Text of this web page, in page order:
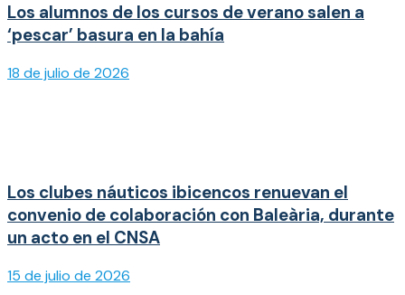
Los alumnos de los cursos de verano salen a
‘pescar’ basura en la bahía
18 de julio de 2026
Los clubes náuticos ibicencos renuevan el
convenio de colaboración con Baleària, durante
un acto en el CNSA
15 de julio de 2026